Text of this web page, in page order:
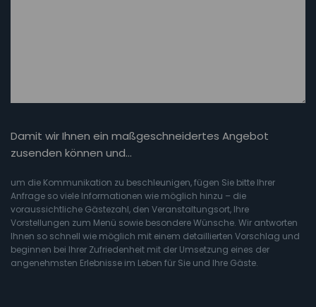
Damit wir Ihnen ein maßgeschneidertes Angebot
zusenden können und…
um die Kommunikation zu beschleunigen, fügen Sie bitte Ihrer
Anfrage so viele Informationen wie möglich hinzu – die
voraussichtliche Gästezahl, den Veranstaltungsort, Ihre
Vorstellungen zum Menü sowie besondere Wünsche. Wir antworten
Ihnen so schnell wie möglich mit einem detaillierten Vorschlag und
beginnen bei Ihrer Zufriedenheit mit der Umsetzung eines der
angenehmsten Erlebnisse im Leben für Sie und Ihre Gäste.